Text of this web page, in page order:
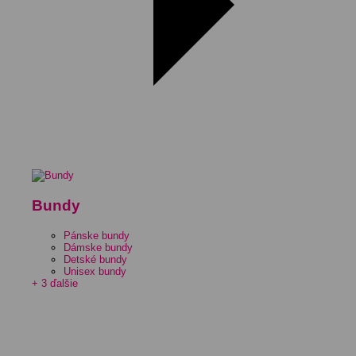
Bundy
Pánske bundy
Dámske bundy
Detské bundy
Unisex bundy
+ 3 ďalšie